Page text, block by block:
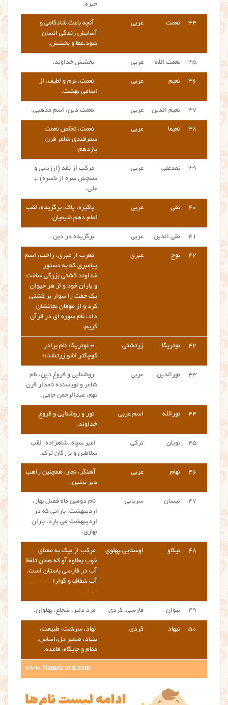
حیره.
۳۴ نعمت عربی
آنچه باعث شادکامی و
آسایش زندگی انسان
شود،عطا و بخشش.
۳۵ نعمت الله عربی بخشش خداوند.
۳۶ نعیم عربی
نعمت، نرم و لطیف، از
اسامی بهشت.
۳۷ نعیم الدین عربی نعمت دین، اسم مذهبی.
۳۸ نعیما عربی
نعمت، تخلص نعمت
سمرقندی شاعر قرن
یازدهم.
۳۹ نقدعلی عربی
مرکب از نقد (ارزیابی و
سنجش سره از ناسره) +
علی.
۴۰ نقی عربی
پاکیزه، پاک، برگزیده، لقب
امام دهم شیعیان.
۴۱ نقی الدین عربی برگزیده در دین.
۴۲ نوح عبری
معرب از عبری، راحت، اسم
پیامبری که به دستور
خداوند کشتی بزرگی ساخت
و یاران خود و از هر حیوان
یک جفت را سوار بر کشتی
کرد و از طوفان نجاتشان
داد، نام سوره ای در قرآن
کریم.
۴۲ نوتریگا زرتشتی = نوتریکا؛ نام برادر
کوچکتر اشو زرتشت؛
۴۳ نورالدین عربی
روشنایی و فروغ دین، نام
شاعر و نویسنده نامدار قرن
نهم، عبدالرحمن جامی.
۴۴ نورالله اسم عربی
نور و روشنایی و فروغ
خداوند.
۴۵ نویان ترکی
امیر سپاه، شاهزاده، لقب
سلاطین و بزرگان ترک.
۴۶ نهام عربی
آهنگر، نجار، همچنین راهب
دیر نشین.
۴۷ نیسان سریانی
نام دومین ماه فصل بهار،
اردیبهشت، بارانی که در
اردیبهشت می بارد، باران
بهاری.
۴۸ نیکاو اوستایی،پهلوی
مرکب از نیک به معنای
خوب بعلاوه آو که همان تلفظ
آب در فارسی باستان است.
آب شفاف و گوارا
۴۹ نیوان فارسی، کردی مرد دلیر، شجاع، پهلوان.
۵۰ نیهاد کردی
نهاد، سرشت، طبیعت،
بنیاد، ضمیر دل،اساس،
مقام و جایگاه، قاعده.
www.NameFarsi.com